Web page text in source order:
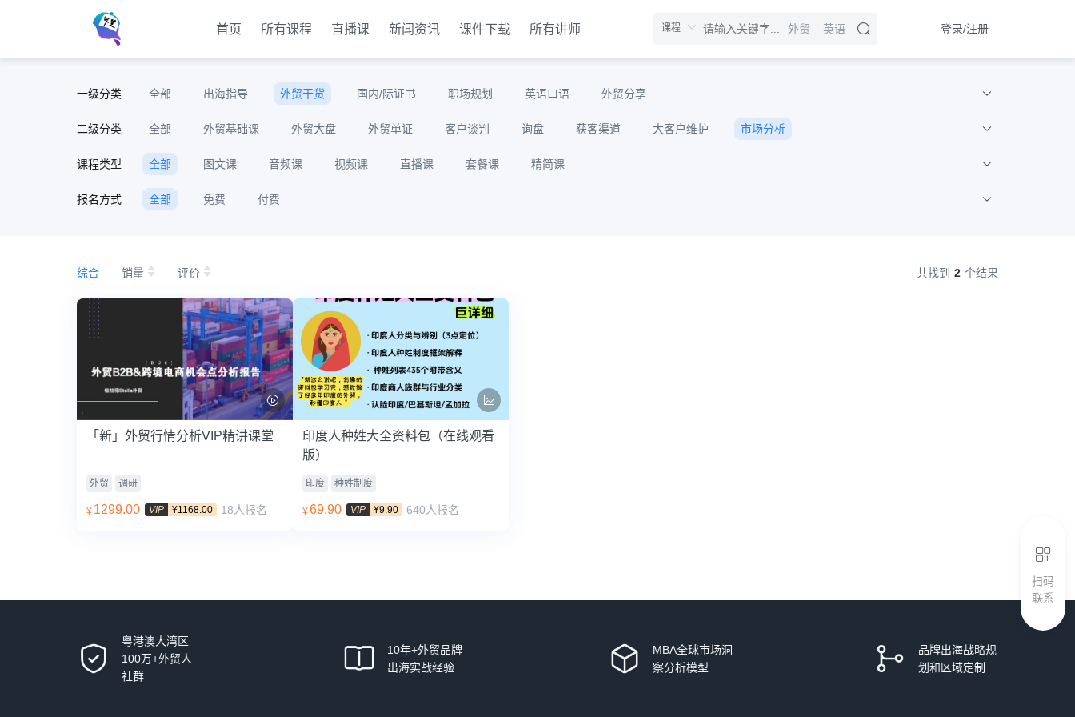
首页 所有课程 直播课 新闻资讯 课件下载 所有讲师 外贸 英语 登录/注册
一级分类 全部 出海指导 外贸干货 国内/际证书 职场规划 英语口语 外贸分享
二级分类 全部 外贸基础课 外贸大盘 外贸单证 客户谈判 询盘 获客渠道 大客户维护 市场分析
课程类型 全部 图文课 音频课 视频课 直播课 套餐课 精简课
报名方式 全部 免费 付费
综合 销量 评价 共找到 2 个结果
「新」外贸行情分析VIP精讲课堂
外贸 调研
¥ 1299.00 VIP ¥1168.00 18人报名
印度人种姓大全资料包（在线观看
版）
印度 种姓制度
¥69.90 VIP ¥9.90 640人报名
粤港澳大湾区
100万+外贸人
社群
10年+外贸品牌
出海实战经验
MBA全球市场洞
察分析模型
品牌出海战略规
划和区域定制
扫码
联系